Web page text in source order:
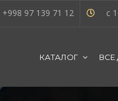
+998 97 139 71 12 с
КАТАЛОГ